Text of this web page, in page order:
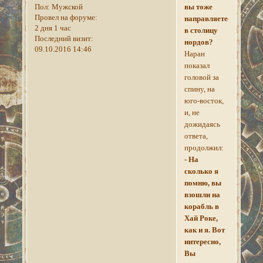
Пол: Мужской
Провел на форуме:
2 дня 1 час
Последний визит:
09.10.2016 14:46
вы тоже
направляетесь
в столицу
нордов?
Наран
показал
головой за
спину, на
юго-восток,
и, не
дожидаясь
ответа,
продолжил:
- На
сколько я
помню, вы
взошли на
корабль в
Хай Роке,
как и я. Вот
интересно,
Вы